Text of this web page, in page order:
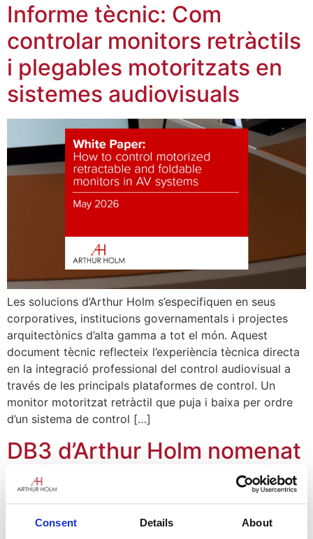
Consent Details About
Informe tècnic: Com
controlar monitors retràctils
i plegables motoritzats en
sistemes audiovisuals
Les solucions d’Arthur Holm s’especifiquen en seus
corporatives, institucions governamentals i projectes
arquitectònics d’alta gamma a tot el món. Aquest
document tècnic reflecteix l’experiència tècnica directa
en la integració professional del control audiovisual a
través de les principals plataformes de control. Un
monitor motoritzat retràctil que puja i baixa per ordre
d’un sistema de control […]
DB3 d’Arthur Holm nomenat
finalista a «Producte de
l’Any» als Premis Mix 2026